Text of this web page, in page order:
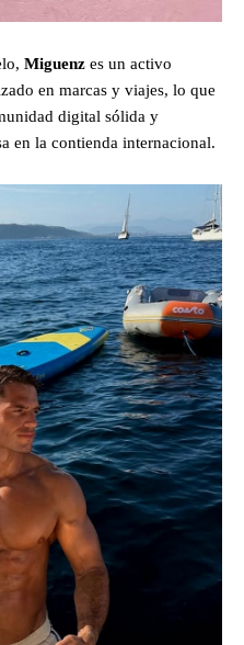
Miguenz es un activo
en marcas y viajes, lo que
digital sólida y
en la contienda internacional.